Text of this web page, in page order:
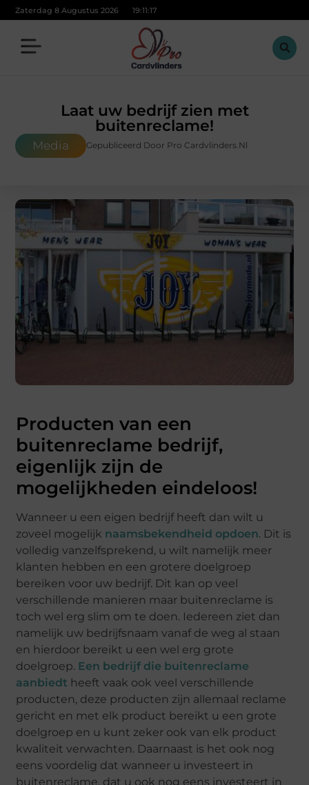
Zaterdag 8 Augustus 2026 19:11:18
Laat uw bedrijf zien met
buitenreclame!
Media Gepubliceerd Door Pro Cardvlinders.nl
Producten van een
buitenreclame bedrijf,
eigenlijk zijn de
mogelijkheden eindeloos!
Wanneer u een eigen bedrijf heeft dan wilt u
zoveel mogelijk naamsbekendheid opdoen. Dit is
volledig vanzelfsprekend, u wilt namelijk meer
klanten hebben en een grotere doelgroep
bereiken voor uw bedrijf. Dit kan op veel
verschillende manieren maar buitenreclame is
toch wel erg slim om te doen. Iedereen ziet dan
namelijk uw bedrijfsnaam vanaf de weg al staan
en hierdoor bereikt u een wel erg grote
doelgroep. Een bedrijf die buitenreclame
aanbiedt heeft vaak ook veel verschillende
producten, deze producten zijn allemaal reclame
gericht en met elk product bereikt u een grote
doelgroep en u kunt zeker ook van elk product
kwaliteit verwachten. Daarnaast is het ook nog
eens voordelig dat wanneer u investeert in
buitenreclame, dat u ook nog eens investeert in